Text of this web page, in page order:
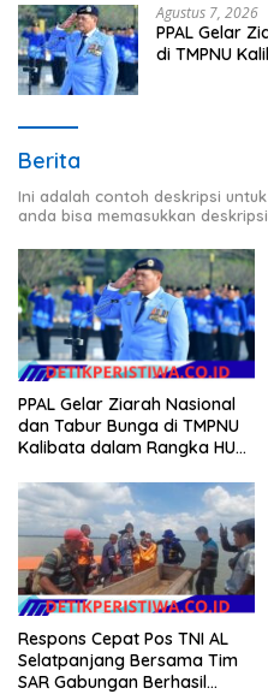
Agustus 7, 2026
PPAL Gelar
di TMPNU
Berita
Ini adalah contoh deskripsi
anda bisa memasukkan
PPAL Gelar Ziarah Nasional
dan Tabur Bunga di TMPNU
Kalibata dalam Rangka HUT
Respons Cepat Pos TNI AL
Selatpanjang Bersama Tim
SAR Gabungan Berhasil